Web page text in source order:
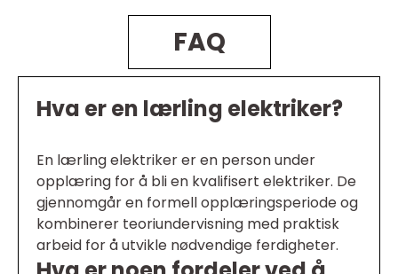
FAQ
Hva er en lærling elektriker?
En lærling elektriker er en person under
opplæring for å bli en kvalifisert elektriker. De
gjennomgår en formell opplæringsperiode og
kombinerer teoriundervisning med praktisk
arbeid for å utvikle nødvendige ferdigheter.